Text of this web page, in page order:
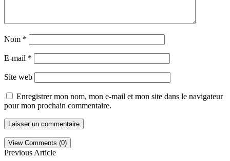
Nom *
E-mail *
Site web
Enregistrer mon nom, mon e-mail et mon site dans le navigateur
pour mon prochain commentaire.
View Comments (0)
Previous Article